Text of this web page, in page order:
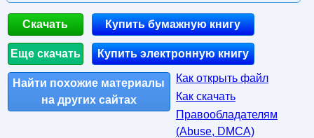
Скачать
Еще скачать
Купить бумажную книгу
Купить электронную книгу
Найти похожие материалы
на других сайтах
Как открыть файл
Как скачать
Правообладателям
(Abuse, DMСA)